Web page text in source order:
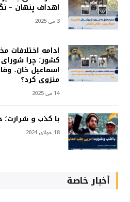
اهداف پنهان –
3 می 2025
ادامه اختلافات
کشور؛ چرا
اسماعیل خان،
منزوی کرد؟
14 می 2025
با کذب و شرارت؛
18 جولای 2024
أخبار خاصة